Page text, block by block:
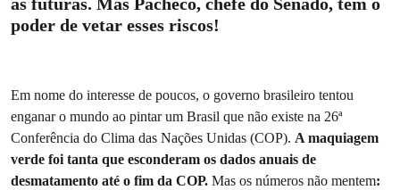
poder de vetar esses riscos!
Em nome do interesse de poucos, o governo brasileiro tentou
enganar o mundo ao pintar um Brasil que não existe na 26ª
Conferência do Clima das Nações Unidas (COP). A maquiagem
verde foi tanta que esconderam os dados anuais de
desmatamento até o fim da COP. Mas os números não mentem: